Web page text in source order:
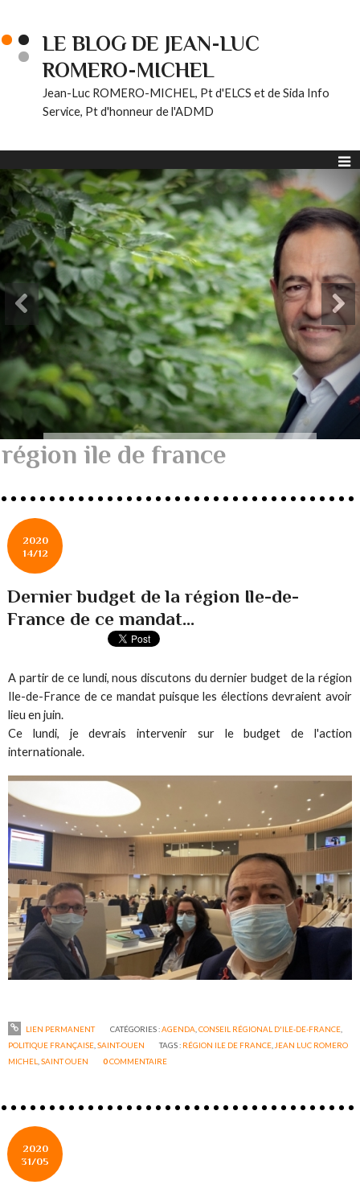
LE BLOG DE JEAN-LUC
ROMERO-MICHEL
Jean-Luc ROMERO-MICHEL, Pt d'ELCS et de Sida Info
Service, Pt d'honneur de l'ADMD
région ile de france
2020
14/12
Dernier budget de la région Ile-de-
France de ce mandat...
A partir de ce lundi, nous discutons du dernier budget de la région
Ile-de-France de ce mandat puisque les élections devraient avoir
lieu en juin.
Ce lundi, je devrais intervenir sur le budget de l'action
internationale.
LIEN PERMANENT CATÉGORIES :AGENDA CONSEIL RÉGIONAL D'ILE-DE-FRANCE,
POLITIQUE FRANÇAISE ,SAINT-OUEN TAGS : RÉGION ILE DE FRANCE JEAN LUC ROMERO
MICHEL ,SAINT OUEN 0COMMENTAIRE
2020
31/05